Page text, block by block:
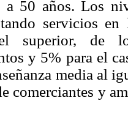
50 años. Los
servicios
superior, de
y 5% para el
media al
comerciantes y